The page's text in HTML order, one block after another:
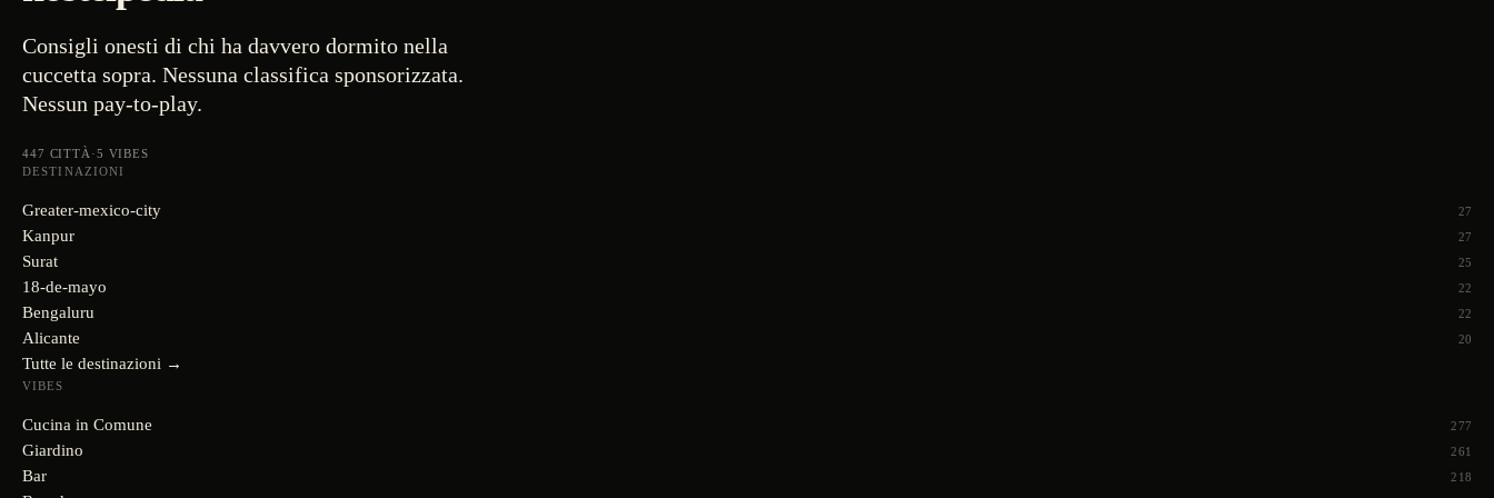
Consigli onesti di chi ha davvero dormito nella
cuccetta sopra. Nessuna classifica sponsorizzata.
Nessun pay-to-play.
447 CITTÀ ·5 VIBES
DESTINAZIONI
Greater-mexico-city 27
Kanpur 27
Surat 25
18-de-mayo 22
Bengaluru 22
Alicante 20
Tutte le destinazioni →
VIBES
Cucina in Comune 277
Giardino 261
Bar 218